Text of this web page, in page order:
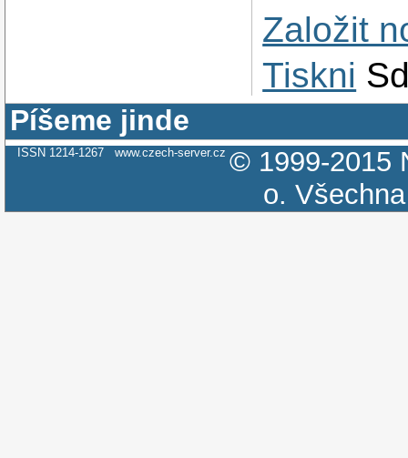
Založit
Tiskni
Píšeme jinde
ISSN 1214-1267 www.czech-server.cz © 1999-2015
o.